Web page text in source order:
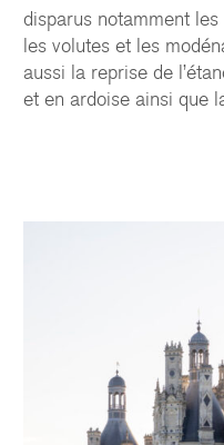
disparus notamment
les volutes et les
aussi la reprise de
et en ardoise ainsi que